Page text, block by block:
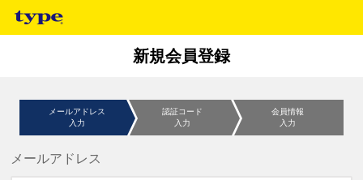
新規会員登録
メールアドレス
入力
認証コード
入力
会員情報
入力
メールアドレス